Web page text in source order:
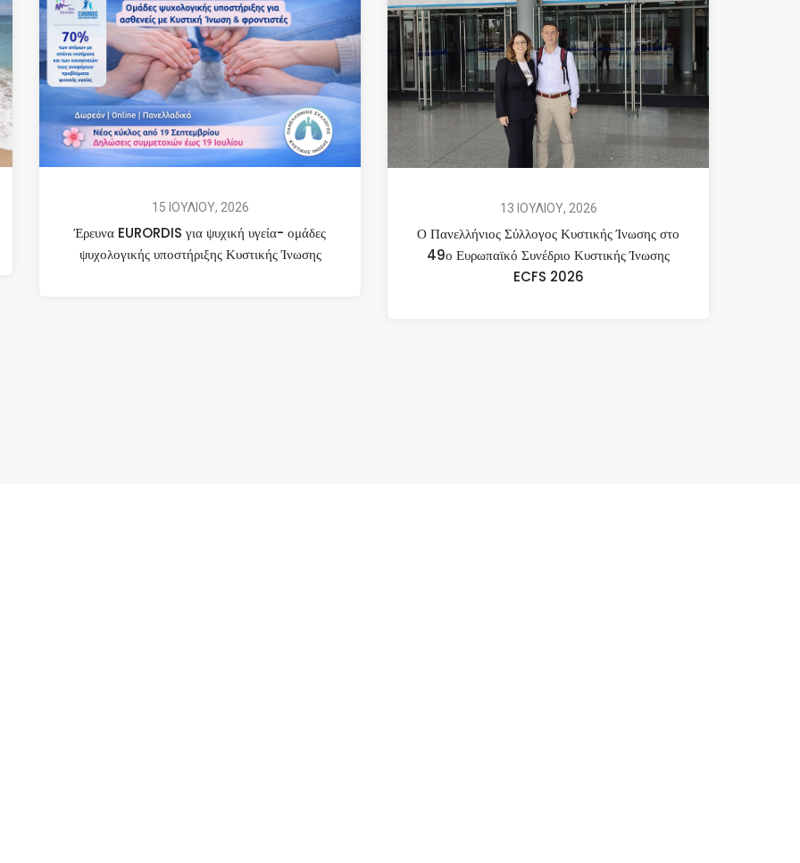
15 ΙΟΥΛΙΟΥ, 2026
Έρευνα EURORDIS για ψυχική υγεία- ομάδες
ψυχολογικής υποστήριξης Κυστικής Ίνωσης
13 ΙΟΥΛΙΟΥ, 2026
Ο Πανελλήνιος Σύλλογος Κυστικής Ίνωσης στο
49ο Ευρωπαϊκό Συνέδριο Κυστικής Ίνωσης
ECFS 2026